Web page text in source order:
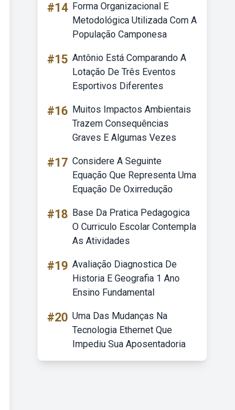
#14 Forma Organizacional E
Metodológica Utilizada Com A
População Camponesa
#15 Antônio Está Comparando A
Lotação De Três Eventos
Esportivos Diferentes
#16 Muitos Impactos Ambientais
Trazem Consequências
Graves E Algumas Vezes
#17 Considere A Seguinte
Equação Que Representa Uma
Equação De Oxirredução
#18 Base Da Pratica Pedagogica
O Curriculo Escolar Contempla
As Atividades
#19 Avaliação Diagnostica De
Historia E Geografia 1 Ano
Ensino Fundamental
#20 Uma Das Mudanças Na
Tecnologia Ethernet Que
Impediu Sua Aposentadoria